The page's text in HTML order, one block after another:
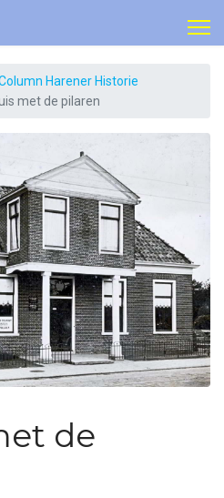
Harener Historie
met de pilaren
de